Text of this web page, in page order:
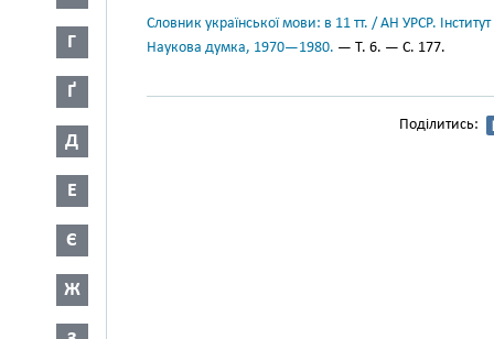
Г
Ґ
Д
Е
Є
Ж
Словник української мови: в 11 тт. / АН УРСР.
Наукова думка, 1970—1980. — Т. 6. — С. 177.
Поділитись: